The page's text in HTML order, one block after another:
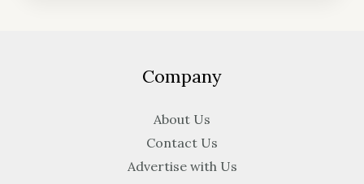
Company
About Us
Contact Us
Advertise with Us